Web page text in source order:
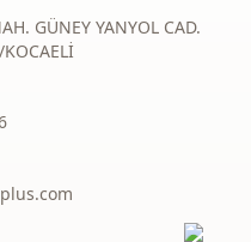
GÜNEY YANYOL CAD.